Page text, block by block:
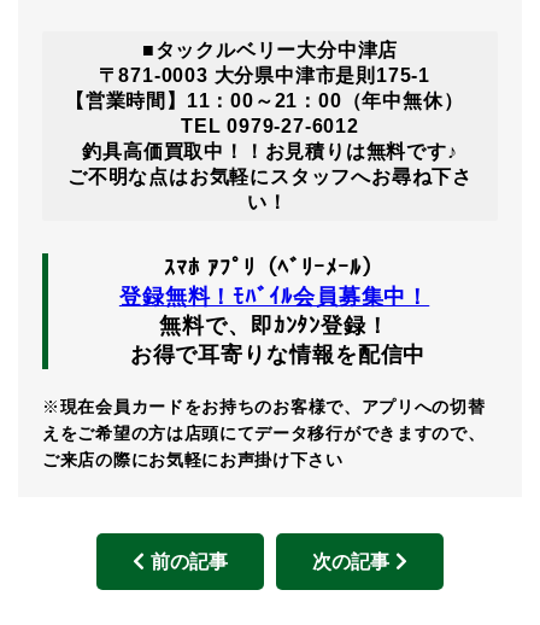
■タックルベリー大分中津店
〒871-0003 大分県中津市是則175-1
【営業時間】11：00～21：00（年中無休）
TEL 0979-27-6012
釣具高価買取中！！お見積りは無料です♪
ご不明な点はお気軽にスタッフへお尋ね下さ
い！
ｽﾏﾎ ｱﾌﾟﾘ（ﾍﾞﾘｰﾒｰﾙ）
登録無料！ﾓﾊﾞｲﾙ会員募集中！
無料で、即ｶﾝﾀﾝ登録！
お得で耳寄りな情報を配信中
※現在会員カードをお持ちのお客様で、アプリへの切替
えをご希望の方は店頭にてデータ移行ができますので、
ご来店の際にお気軽にお声掛け下さい
前の記事 次の記事